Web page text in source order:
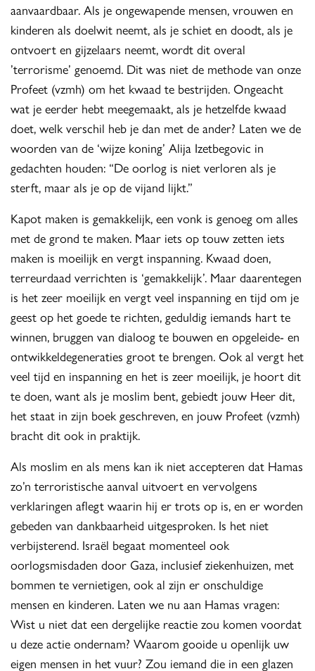
aanvaardbaar. Als je ongewapende mensen, vrouwen en
kinderen als doelwit neemt, als je schiet en doodt, als je
ontvoert en gijzelaars neemt, wordt dit overal
’terrorisme’ genoemd. Dit was niet de methode van onze
Profeet (vzmh) om het kwaad te bestrijden. Ongeacht
wat je eerder hebt meegemaakt, als je hetzelfde kwaad
doet, welk verschil heb je dan met de ander? Laten we de
woorden van de ‘wijze koning’ Alija Izetbegovic in
gedachten houden: “De oorlog is niet verloren als je
sterft, maar als je op de vijand lijkt.”
Kapot maken is gemakkelijk, een vonk is genoeg om alles
met de grond te maken. Maar iets op touw zetten iets
maken is moeilijk en vergt inspanning. Kwaad doen,
terreurdaad verrichten is ‘gemakkelijk’. Maar daarentegen
is het zeer moeilijk en vergt veel inspanning en tijd om je
geest op het goede te richten, geduldig iemands hart te
winnen, bruggen van dialoog te bouwen en opgeleide- en
ontwikkeldegeneraties groot te brengen. Ook al vergt het
veel tijd en inspanning en het is zeer moeilijk, je hoort dit
te doen, want als je moslim bent, gebiedt jouw Heer dit,
het staat in zijn boek geschreven, en jouw Profeet (vzmh)
bracht dit ook in praktijk.
Als moslim en als mens kan ik niet accepteren dat Hamas
zo’n terroristische aanval uitvoert en vervolgens
verklaringen aflegt waarin hij er trots op is, en er worden
gebeden van dankbaarheid uitgesproken. Is het niet
verbijsterend. Israël begaat momenteel ook
oorlogsmisdaden door Gaza, inclusief ziekenhuizen, met
bommen te vernietigen, ook al zijn er onschuldige
mensen en kinderen. Laten we nu aan Hamas vragen:
Wist u niet dat een dergelijke reactie zou komen voordat
u deze actie ondernam? Waarom gooide u openlijk uw
eigen mensen in het vuur? Zou iemand die in een glazen